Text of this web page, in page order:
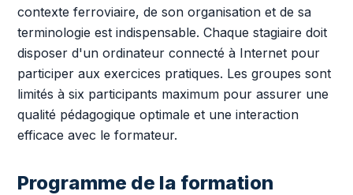
contexte ferroviaire, de son organisation et de sa
terminologie est indispensable. Chaque stagiaire doit
disposer d'un ordinateur connecté à Internet pour
participer aux exercices pratiques. Les groupes sont
limités à six participants maximum pour assurer une
qualité pédagogique optimale et une interaction
efficace avec le formateur.
Programme de la formation